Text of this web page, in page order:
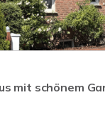
mit schönem